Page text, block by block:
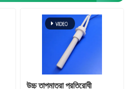
উচ্চ তাপমাত্রা প্রতিরোধী